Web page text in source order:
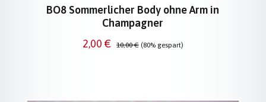
BO8 Sommerlicher Body ohne Arm in
Champagner
Verkaufspreis:
2,00 € Regulärer Preis:
10,00 € (80% gespart)